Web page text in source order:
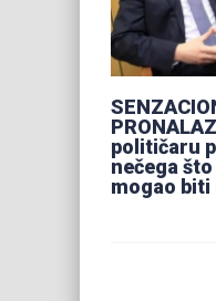
političaru
nečega
mogao biti